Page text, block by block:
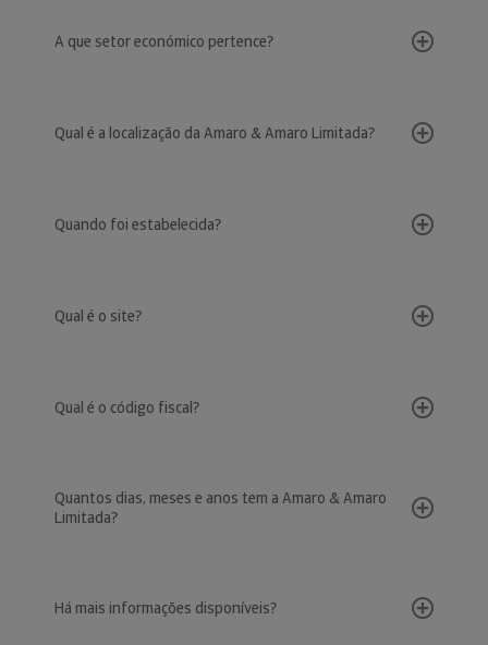
A que setor económico pertence?
Qual é a localização da Amaro & Amaro Limitada?
Quando foi estabelecida?
Qual é o site?
Qual é o código fiscal?
Quantos dias, meses e anos tem a Amaro & Amaro
Limitada?
Há mais informações disponíveis?